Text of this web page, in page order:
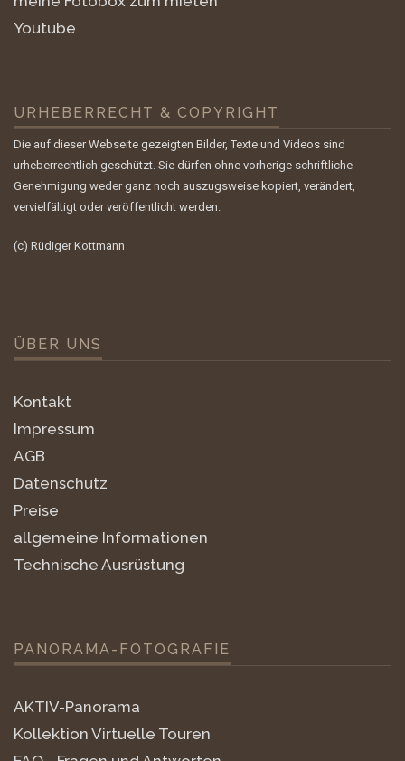
Youtube
URHEBERRECHT & COPYRIGHT
Die auf dieser Webseite gezeigten Bilder, Texte und Videos sind
urheberrechtlich geschützt. Sie dürfen ohne vorherige schriftliche
Genehmigung weder ganz noch auszugsweise kopiert, verändert,
vervielfältigt oder veröffentlicht werden.
(c) Rüdiger Kottmann
ÜBER UNS
Kontakt
Impressum
AGB
Datenschutz
Preise
allgemeine Informationen
Technische Ausrüstung
PANORAMA-FOTOGRAFIE
AKTIV-Panorama
Kollektion Virtuelle Touren